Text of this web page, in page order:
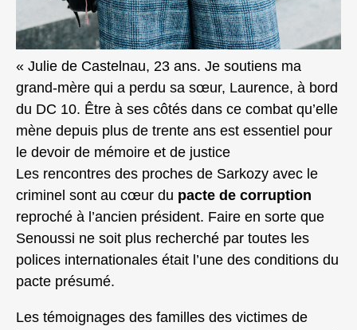
« Julie de Castelnau, 23 ans. Je soutiens ma
grand-mère qui a perdu sa sœur, Laurence, à bord
du DC 10. Être à ses côtés dans ce combat qu’elle
mène depuis plus de trente ans est essentiel pour
le devoir de mémoire et de justice
Les rencontres des proches de Sarkozy avec le
criminel sont au cœur du pacte de corruption
reproché à l’ancien président. Faire en sorte que
Senoussi ne soit plus recherché par toutes les
polices internationales était l’une des conditions du
pacte présumé.
Les témoignages des familles des victimes de